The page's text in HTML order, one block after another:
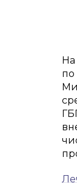
На
по